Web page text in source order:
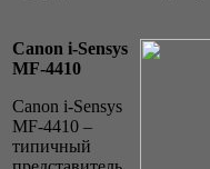
Canon i-Sensys
MF-4410
Canon i-Sensys
MF-4410 –
типичный